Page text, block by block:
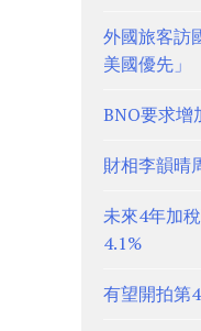
外國旅客訪
美國優先」
BNO要求增
財相李韻晴
未來4年加
4.1%
有望開拍第